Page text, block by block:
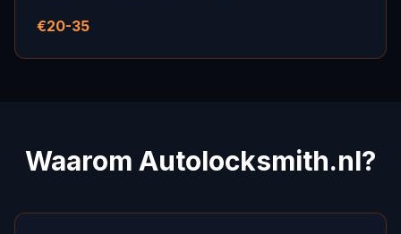
€20-35
Waarom Autolocksmith.nl?